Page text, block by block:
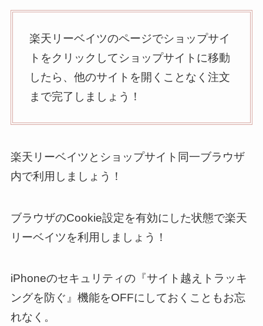
楽天リーベイツのページでショップサイ
トをクリックしてショップサイトに移動
したら、他のサイトを開くことなく注文
まで完了しましょう！
楽天リーベイツとショップサイト同一ブラウザ
内で利用しましょう！
ブラウザのCookie設定を有効にした状態で楽天
リーベイツを利用しましょう！
iPhoneのセキュリティの『サイト越えトラッキ
ングを防ぐ』機能をOFFにしておくこともお忘
れなく。